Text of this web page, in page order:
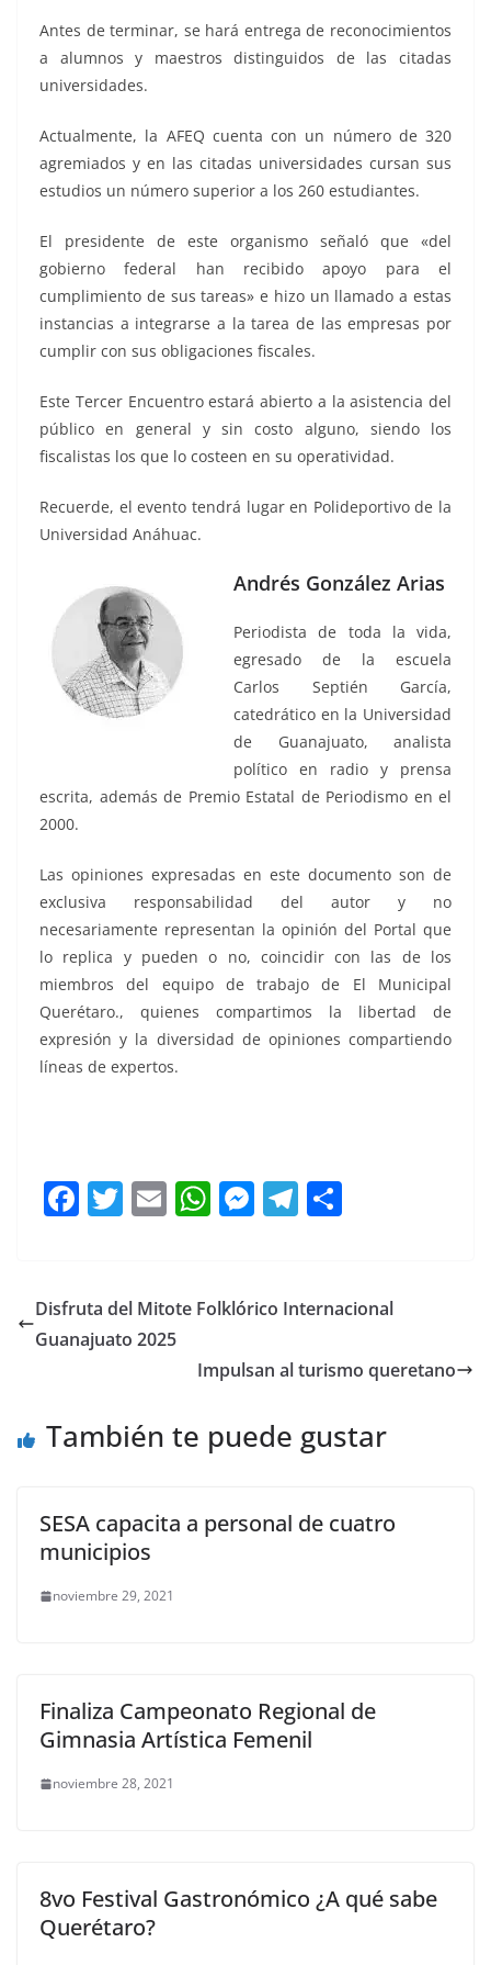
Antes de terminar, se hará entrega de reconocimientos
a alumnos y maestros distinguidos de las citadas
universidades.
Actualmente, la AFEQ cuenta con un número de 320
agremiados y en las citadas universidades cursan sus
estudios un número superior a los 260 estudiantes.
El presidente de este organismo señaló que «del
gobierno federal han recibido apoyo para el
cumplimiento de sus tareas» e hizo un llamado a estas
instancias a integrarse a la tarea de las empresas por
cumplir con sus obligaciones fiscales.
Este Tercer Encuentro estará abierto a la asistencia del
público en general y sin costo alguno, siendo los
fiscalistas los que lo costeen en su operatividad.
Recuerde, el evento tendrá lugar en Polideportivo de la
Universidad Anáhuac.
Andrés González Arias
Periodista de toda la vida,
egresado de la escuela
Carlos Septién García,
catedrático en la Universidad
de Guanajuato, analista
político en radio y prensa
escrita, además de Premio Estatal de Periodismo en el
2000.
Las opiniones expresadas en este documento son de
exclusiva responsabilidad del autor y no
necesariamente representan la opinión del Portal que
lo replica y pueden o no, coincidir con las de los
miembros del equipo de trabajo de El Municipal
Querétaro., quienes compartimos la libertad de
expresión y la diversidad de opiniones compartiendo
líneas de expertos.
F
e
b
k
T
er
E
l
W
s
p
M
e
g
T
gr
m
p
tir
Disfruta del Mitote Folklórico Internacional
Guanajuato 2025
Impulsan al turismo queretano
También te puede gustar
SESA capacita a personal de cuatro
municipios
noviembre 29, 2021
Finaliza Campeonato Regional de
Gimnasia Artística Femenil
noviembre 28, 2021
8vo Festival Gastronómico ¿A qué sabe
Querétaro?